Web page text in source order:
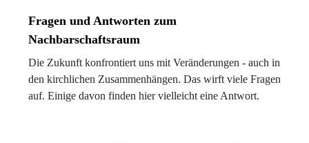
Fragen und Antworten zum
Nachbarschaftsraum
Die Zukunft konfrontiert uns mit Veränderungen - auch in
den kirchlichen Zusammenhängen. Das wirft viele Fragen
auf. Einige davon finden hier vielleicht eine Antwort.